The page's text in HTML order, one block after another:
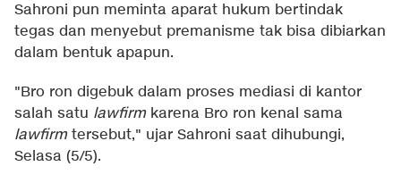
Sahroni pun meminta aparat hukum bertindak
tegas dan menyebut premanisme tak bisa dibiarkan
dalam bentuk apapun.
"Bro ron digebuk dalam proses mediasi di kantor
salah satu lawfirmkarena Bro ron kenal sama
lawfirmtersebut," ujar Sahroni saat dihubungi,
Selasa (5/5).